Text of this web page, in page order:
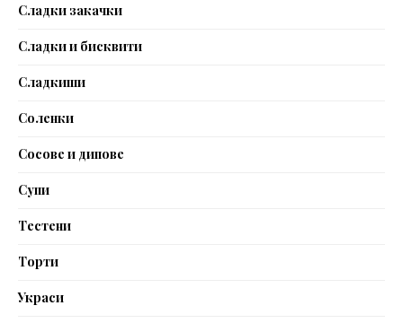
Сладки закачки
Сладки и бисквити
Сладкиши
Соленки
Сосове и дипове
Супи
Тестени
Торти
Украси